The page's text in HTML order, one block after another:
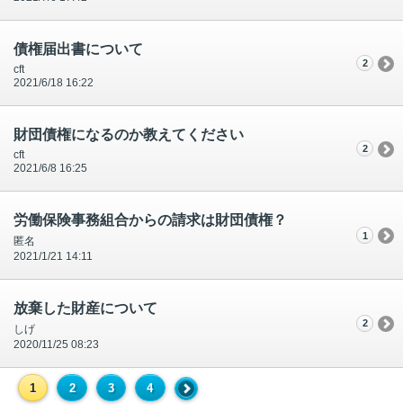
債権届出書について
cft
2021/6/18 16:22
2
財団債権になるのか教えてください
cft
2021/6/8 16:25
2
労働保険事務組合からの請求は財団債権？
匿名
2021/1/21 14:11
1
放棄した財産について
しげ
2020/11/25 08:23
2
1 2 3 4